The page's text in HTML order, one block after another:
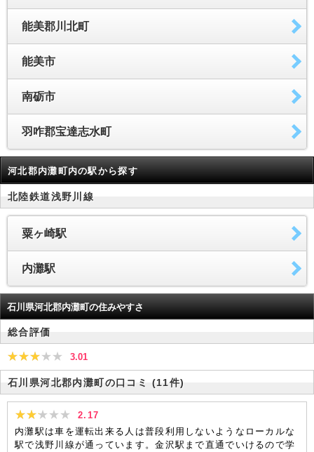
能美郡川北町
能美市
南砺市
羽咋郡宝達志水町
河北郡内灘町内の駅から探す
北陸鉄道浅野川線
粟ヶ崎駅
内灘駅
石川県河北郡内灘町の住みやすさ
総合評価
3.01
石川県河北郡内灘町の口コミ (11件)
2.17
内灘駅は車を運転出来る人は普段利用しないようなローカルな
駅で浅野川線が通っています。金沢駅まで直通でいけるので学